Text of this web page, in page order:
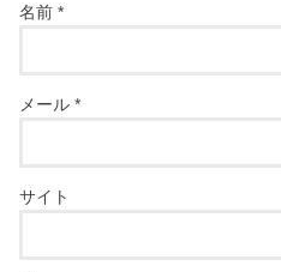
名前*
メール*
サイト